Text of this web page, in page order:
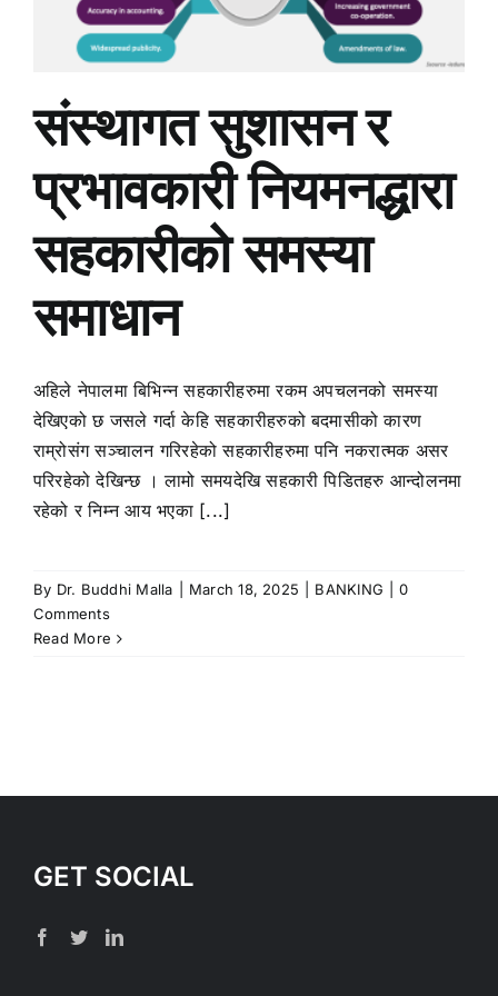
संस्थागत सुशासन र
प्रभावकारी नियमनद्धारा
सहकारीको समस्या
समाधान
अहिले नेपालमा बिभिन्न सहकारीहरुमा रकम अपचलनको समस्या
देखिएको छ जसले गर्दा केहि सहकारीहरुको बदमासीको कारण
राम्रोसंग सञ्चालन गरिरहेको सहकारीहरुमा पनि नकरात्मक असर
परिरहेको देखिन्छ । लामो समयदेखि सहकारी पिडितहरु आन्दोलनमा
रहेको र निम्न आय भएका [...]
By Dr. Buddhi Malla March 18, 2025 BANKING
0
Comments
Read More
GET SOCIAL